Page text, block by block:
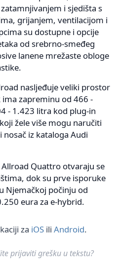
i sjedišta s
grijanjem, ventilacijom i
su dostupne i opcije
od srebrno-smeđeg
lanene mrežaste obloge
nasljeđuje veliki prostor
zapreminu od 466 -
- 1.423 litra kod plug-in
žele više mogu naručiti
iz kataloga Audi
Quattro otvaraju se
dok su prve isporuke
Njemačkoj počinju od
eura za e-hybrid.
za iOS ili Android.
prijaviti grešku u tekstu?